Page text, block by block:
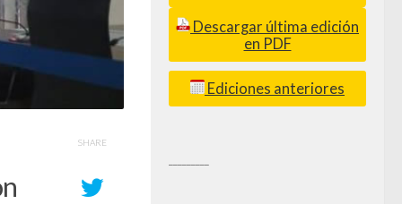
SHARE
Descargar última edición
en PDF
Ediciones anteriores